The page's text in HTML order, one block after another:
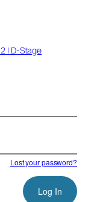
| D-Stage
Lost your password?